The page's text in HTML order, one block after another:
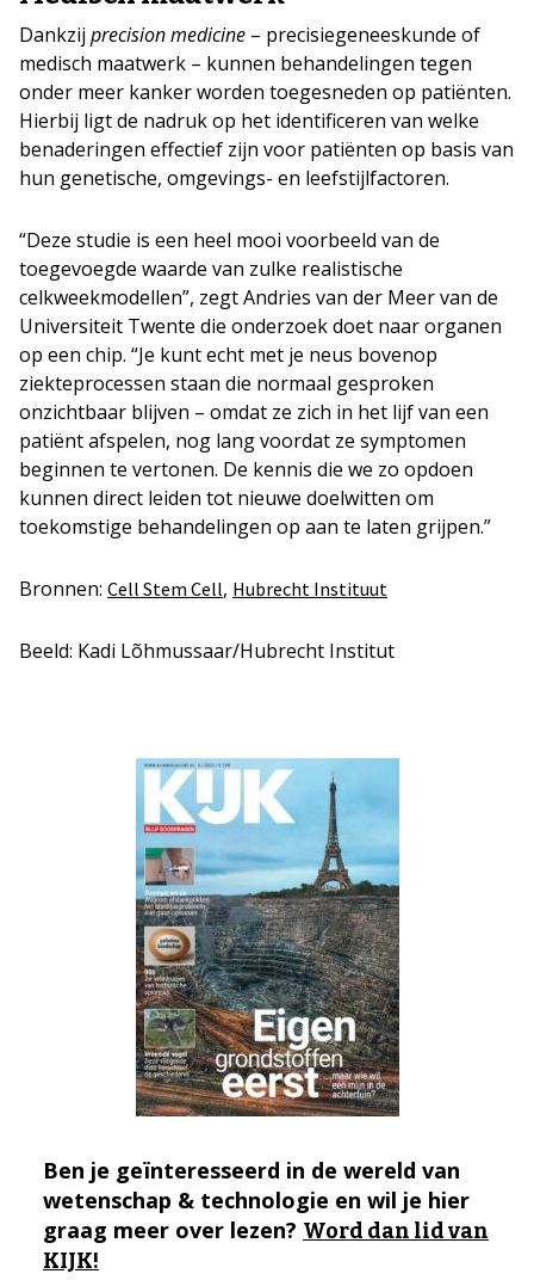
Dankzij precision medicine – precisiegeneeskunde of
medisch maatwerk – kunnen behandelingen tegen
onder meer kanker worden toegesneden op patiënten.
Hierbij ligt de nadruk op het identificeren van welke
benaderingen effectief zijn voor patiënten op basis van
hun genetische, omgevings- en leefstijlfactoren.
“Deze studie is een heel mooi voorbeeld van de
toegevoegde waarde van zulke realistische
celkweekmodellen”, zegt Andries van der Meer van de
Universiteit Twente die onderzoek doet naar organen
op een chip. “Je kunt echt met je neus bovenop
ziekteprocessen staan die normaal gesproken
onzichtbaar blijven – omdat ze zich in het lijf van een
patiënt afspelen, nog lang voordat ze symptomen
beginnen te vertonen. De kennis die we zo opdoen
kunnen direct leiden tot nieuwe doelwitten om
toekomstige behandelingen op aan te laten grijpen.”
Bronnen: Cell Stem Cell, Hubrecht Instituut
Beeld: Kadi Lõhmussaar/Hubrecht Institut
Ben je geïnteresseerd in de wereld van
wetenschap & technologie en wil je hier
graag meer over lezen? Word dan lid van
KIJK!